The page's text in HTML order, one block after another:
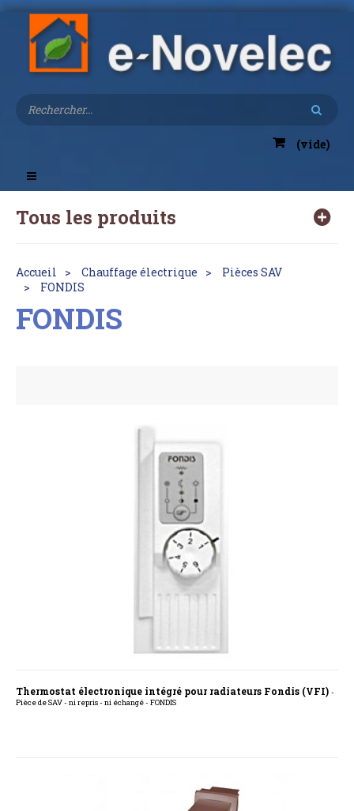
(vide)
Toggle
navigation
Tous les produits
Accueil Chauffage électrique
Pièces SAV
FONDIS
FONDIS
Thermostat électronique intégré pour radiateurs Fondis (VFI) -
Pièce de SAV - ni repris - ni échangé - FONDIS